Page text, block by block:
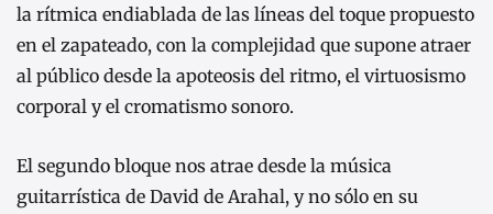
la rítmica endiablada de las líneas del toque propuesto
en el zapateado, con la complejidad que supone atraer
al público desde la apoteosis del ritmo, el virtuosismo
corporal y el cromatismo sonoro.
El segundo bloque nos atrae desde la música
guitarrística de David de Arahal, y no sólo en su